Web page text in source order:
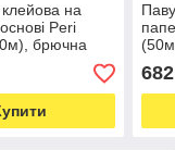
на
Peri
брючна
(6549)
682